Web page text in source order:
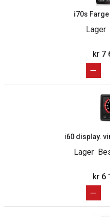
i70s
Lager
kr 7
i60 display.
Lager
kr 6